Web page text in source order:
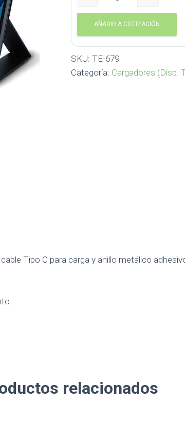
AÑADIR A COTIZACIÓN
SKU: TE-679
Categoría: Cargadores (Disp.
Tipo C para carga y anillo metálico
relacionados